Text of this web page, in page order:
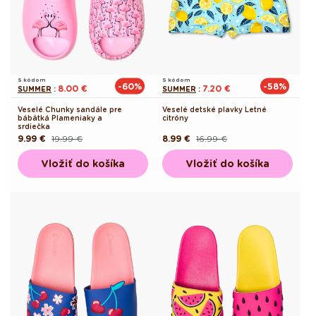
S kódom
SUMMER : 8.00 € -60%
Veselé Chunky sandále pre
bábätká Plameniaky a
srdiečka
Pôvodná
cena
19.99 €
Akciová
cena
9.99 €
Vložiť do košíka
S kódom
SUMMER : 7.20 € -58%
Veselé detské plavky Letné
citróny
Pôvodná
cena
16.99 €
Akciová
cena
8.99 €
Vložiť do košíka